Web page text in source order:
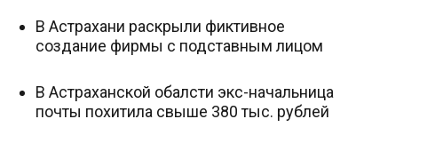
В Астрахани раскрыли фиктивное
создание фирмы с подставным лицом
В Астраханской обалсти экс-начальница
почты похитила свыше 380 тыс. рублей